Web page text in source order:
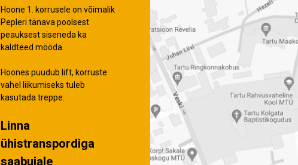
Hoone 1. korrusele on võimalik
Pepleri tänava poolsest
peauksest siseneda ka
kaldteed mööda.
Hoones puudub lift, korruste
vahel liikumiseks tuleb
kasutada treppe.
Linna
ühistranspordiga
saabujale